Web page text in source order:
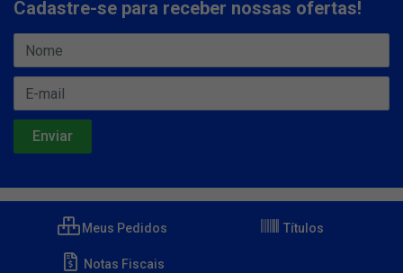
Cadastre-se para receber nossas ofertas!
Meus Pedidos Títulos
Notas Fiscais